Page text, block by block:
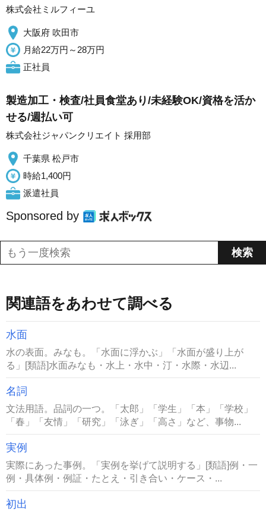
株式会社ミルフィーユ
大阪府 吹田市
月給22万円～28万円
正社員
製造加工・検査/社員食堂あり/未経験OK/資格を活か
せる/週払い可
株式会社ジャパンクリエイト 採用部
千葉県 松戸市
時給1,400円
派遣社員
Sponsored by
関連語をあわせて調べる
水面
水の表面。みなも。「水面に浮かぶ」「水面が盛り上が
る」[類語]水面みなも・水上・水中・汀・水際・水辺...
名詞
文法用語。品詞の一つ。「太郎」「学生」「本」「学校」
「春」「友情」「研究」「泳ぎ」「高さ」など、事物...
実例
実際にあった事例。「実例を挙げて説明する」[類語]例・一
例・具体例・例証・たとえ・引き合い・ケース・...
初出